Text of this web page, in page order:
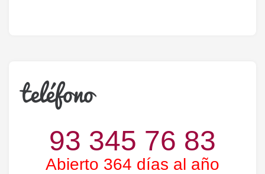
teléfono
93 345 76 83
Abierto 364 días al año